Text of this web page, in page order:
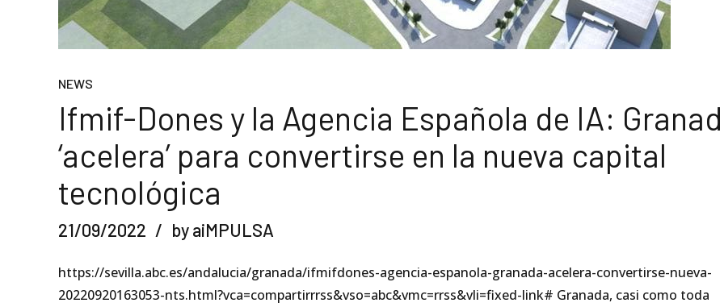
NEWS
Ifmif-Dones y la Agencia Española de IA:
‘acelera’ para convertirse en la nueva capital
tecnológica
21/09/2022 by aiMPULSA
https://sevilla.abc.es/andalucia/granada/ifmifdones-agencia-espanola-granada-acelera-convertirse-nueva-
20220920163053-nts.html?vca=compartirrrss&vso=abc&vmc=rrss&vli=fixed-link# Granada, casi como toda